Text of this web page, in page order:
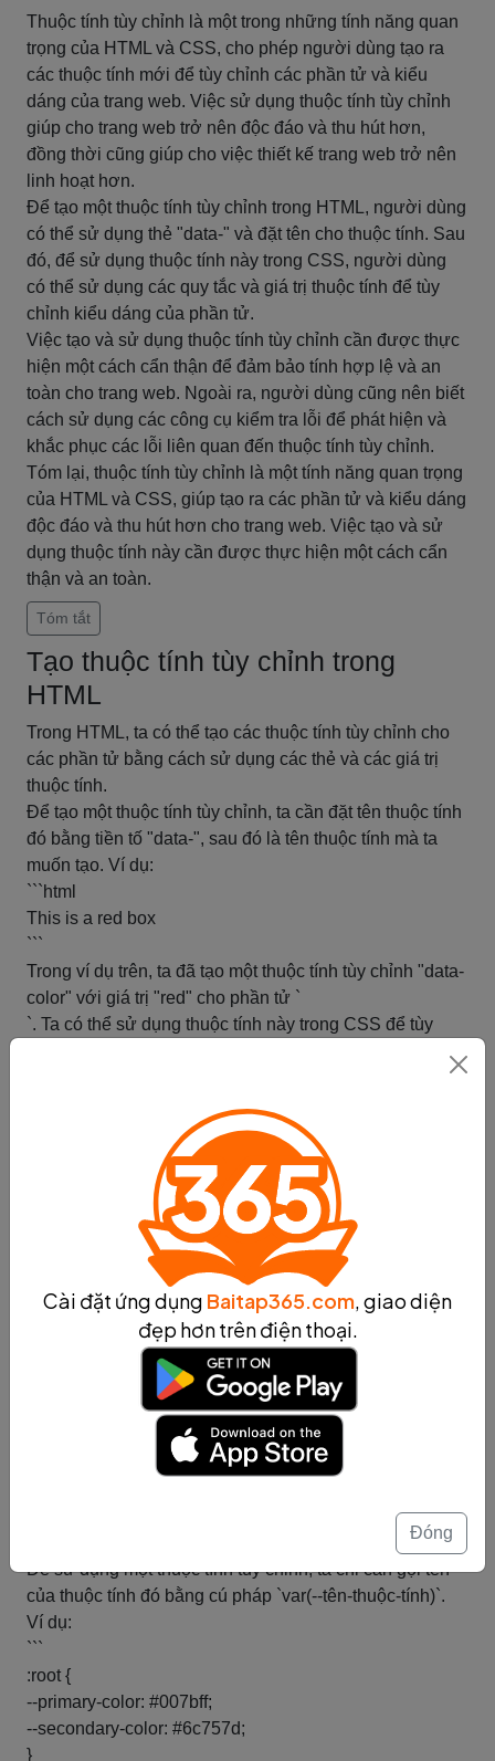
Thuộc tính tùy chỉnh là một trong những tính năng quan
trọng của HTML và CSS, cho phép người dùng tạo ra
các thuộc tính mới để tùy chỉnh các phần tử và kiểu
dáng của trang web. Việc sử dụng thuộc tính tùy chỉnh
giúp cho trang web trở nên độc đáo và thu hút hơn,
đồng thời cũng giúp cho việc thiết kế trang web trở nên
linh hoạt hơn.
Để tạo một thuộc tính tùy chỉnh trong HTML, người dùng
có thể sử dụng thẻ "data-" và đặt tên cho thuộc tính. Sau
đó, để sử dụng thuộc tính này trong CSS, người dùng
có thể sử dụng các quy tắc và giá trị thuộc tính để tùy
chỉnh kiểu dáng của phần tử.
Việc tạo và sử dụng thuộc tính tùy chỉnh cần được thực
hiện một cách cẩn thận để đảm bảo tính hợp lệ và an
toàn cho trang web. Ngoài ra, người dùng cũng nên biết
cách sử dụng các công cụ kiểm tra lỗi để phát hiện và
khắc phục các lỗi liên quan đến thuộc tính tùy chỉnh.
Tóm lại, thuộc tính tùy chỉnh là một tính năng quan trọng
của HTML và CSS, giúp tạo ra các phần tử và kiểu dáng
độc đáo và thu hút hơn cho trang web. Việc tạo và sử
dụng thuộc tính này cần được thực hiện một cách cẩn
thận và an toàn.
Tóm tắt
Tạo thuộc tính tùy chỉnh trong
HTML
Trong HTML, ta có thể tạo các thuộc tính tùy chỉnh cho
các phần tử bằng cách sử dụng các thẻ và các giá trị
thuộc tính.
Để tạo một thuộc tính tùy chỉnh, ta cần đặt tên thuộc tính
đó bằng tiền tố "data-", sau đó là tên thuộc tính mà ta
muốn tạo. Ví dụ:
```html
This is a red box
```
Trong ví dụ trên, ta đã tạo một thuộc tính tùy chỉnh "data-
color" với giá trị "red" cho phần tử `
`. Ta có thể sử dụng thuộc tính này trong CSS để tùy
truyền vào tên thuộc tính tùy chỉnh. Ví dụ:
var box = document.querySelector('div');
var color = box.getAttribute('data-color');
console.log(color); // output: "red"
Với cách tạo và sử dụng thuộc tính tùy chỉnh trong
HTML, ta có thể tùy chỉnh các phần tử trên trang web
một cách linh hoạt và tiện lợi.
Tạo thuộc tính tùy chỉnh trong CSS
Trong CSS, ta có thể tạo ra các thuộc tính tùy chỉnh
dụng trong toàn bộ tài liệu CSS. Các thuộc tính tùy chỉnh
được định nghĩa bằng cú pháp `--tên-thuộc-tính: giá-trị;`.
Để sử dụng một thuộc tính tùy chỉnh, ta chỉ cần gọi tên
của thuộc tính đó bằng cú pháp `var(--tên-thuộc-tính)`.
Ví dụ:
```
:root {
--primary-color: #007bff;
--secondary-color: #6c757d;
}
Cài đặt ứng dụng Baitap365.com, giao diện
đẹp hơn trên điện thoại.
Đóng